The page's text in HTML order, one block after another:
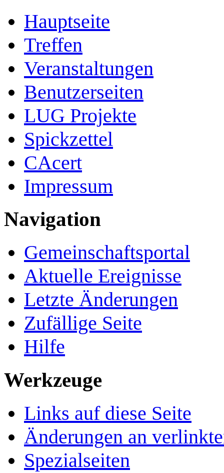
Hauptseite
Treffen
Veranstaltungen
Benutzerseiten
LUG Projekte
Spickzettel
CAcert
Impressum
Navigation
Gemeinschafts­portal
Aktuelle Ereignisse
Letzte Änderungen
Zufällige Seite
Hilfe
Werkzeuge
Links auf diese Seite
Änderungen an
Spezialseiten